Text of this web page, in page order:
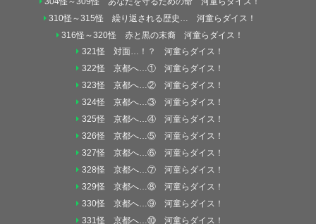
310怪～315怪 繰り返される歴史… 河童らダイス！
316怪～320怪 赤と黒の末裔 河童らダイス！
321怪 対面…！？ 河童らダイス！
322怪 京都へ…① 河童らダイス！
323怪 京都へ…② 河童らダイス！
324怪 京都へ…③ 河童らダイス！
325怪 京都へ…④ 河童らダイス！
326怪 京都へ…⑤ 河童らダイス！
327怪 京都へ…⑥ 河童らダイス！
328怪 京都へ…⑦ 河童らダイス！
329怪 京都へ…⑧ 河童らダイス！
330怪 京都へ…⑨ 河童らダイス！
331怪 京都へ…⑩ 河童らダイス！